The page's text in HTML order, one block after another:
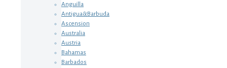
Anguilla
Antigua&Barbuda
Ascension
Australia
Austria
Bahamas
Barbados